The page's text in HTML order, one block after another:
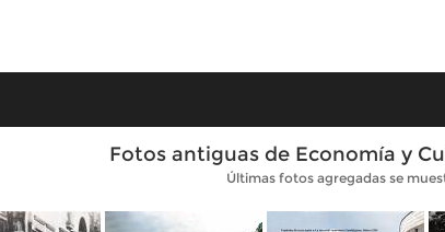
Fotos antiguas de Economía y
Últimas fotos agregadas se